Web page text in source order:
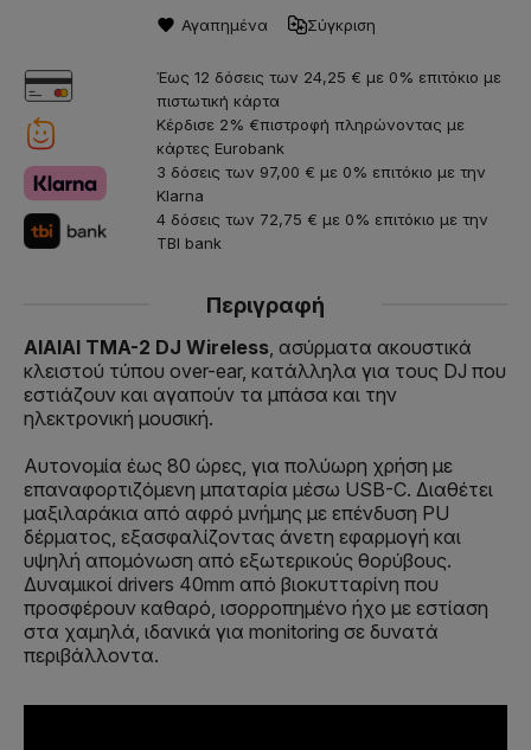
Αγαπημένα Σύγκριση
Έως 12 δόσεις των 24,25 € με 0% επιτόκιο με
πιστωτική κάρτα
Κέρδισε 2% €πιστροφή πληρώνοντας με
κάρτες Eurobank
3 δόσεις των 97,00 € με 0% επιτόκιο με την
Klarna
4 δόσεις των 72,75 € με 0% επιτόκιο με την
TBI bank
Περιγραφή
AIAIAI TMA-2 DJ Wireless , ασύρματα ακουστικά
κλειστού τύπου over-ear, κατάλληλα για τους DJ που
εστιάζουν και αγαπούν τα μπάσα και την
ηλεκτρονική μουσική.
Αυτονομία έως 80 ώρες, για πολύωρη χρήση με
επαναφορτιζόμενη μπαταρία μέσω USB-C. Διαθέτει
μαξιλαράκια από αφρό μνήμης με επένδυση PU
δέρματος, εξασφαλίζοντας άνετη εφαρμογή και
υψηλή απομόνωση από εξωτερικούς θορύβους.
Δυναμικοί drivers 40mm από βιοκυτταρίνη που
προσφέρουν καθαρό, ισορροπημένο ήχο με εστίαση
στα χαμηλά, ιδανικά για monitoring σε δυνατά
περιβάλλοντα.